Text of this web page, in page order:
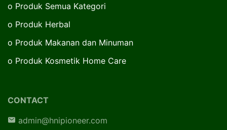
o Produk Semua Kategori
o Produk Herbal
o Produk Makanan dan Minuman
o Produk Kosmetik Home Care
CONTACT
admin@hnipioneer.com